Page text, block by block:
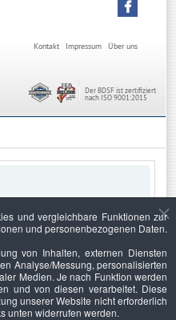
Über uns
Impressum
Kontakt
Der BDSF ist zertifiziert
nach ISO 9001:2015
und vergleichbare Funktionen zur
und personenbezogenen Daten.
von Inhalten, externen Diensten
Analyse/Messung, personalisierten
Medien. Je nach Funktion werden
und von diesen verarbeitet. Diese
unserer Website nicht erforderlich
unten widerrufen werden.